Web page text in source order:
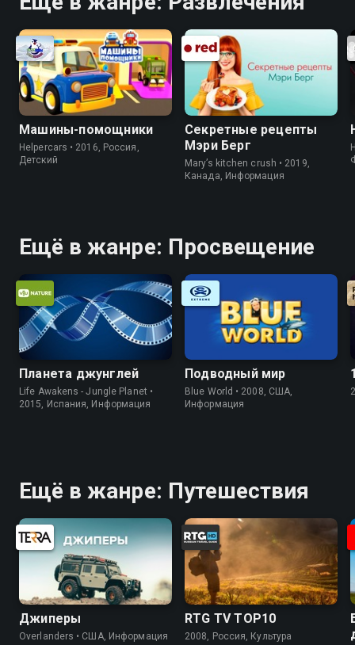
Машины-помощники
Helpercars • 2016, Россия,
Детский
Секретные рецепты
Мэри Берг
Mary’s kitchen crush • 2019,
Канада, Информация
Ещё в жанре: Просвещение
Планета джунглей
Life Awakens - Jungle Planet •
2015, Испания, Информация
Подводный мир
Blue World • 2008, США,
Информация
Ещё в жанре: Путешествия
Джиперы
Overlanders • США, Информация
RTG TV TOP10
2008, Россия, Культура